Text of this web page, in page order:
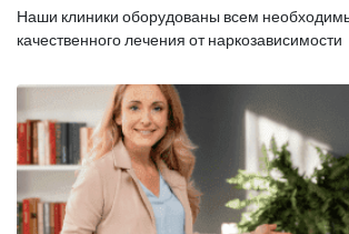
Наши клиники оборудованы всем
качественного лечения от наркозависимости